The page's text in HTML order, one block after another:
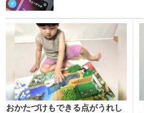
おかたづけもできる点がうれし